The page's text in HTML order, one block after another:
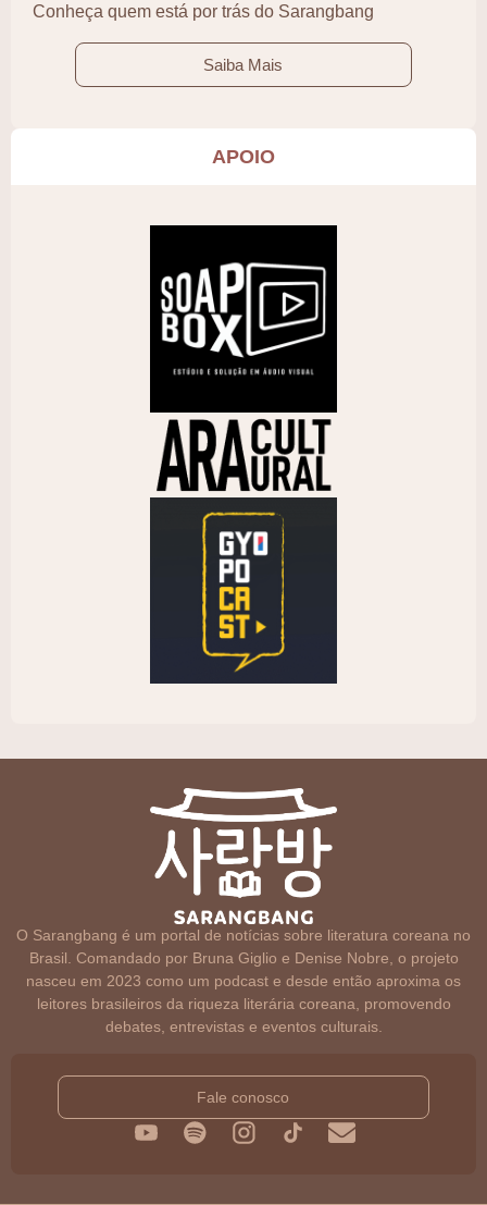
Conheça quem está por trás do Sarangbang
Saiba Mais
APOIO
O Sarangbang é um portal de notícias sobre literatura coreana no
Brasil. Comandado por Bruna Giglio e Denise Nobre, o projeto
nasceu em 2023 como um podcast e desde então aproxima os
leitores brasileiros da riqueza literária coreana, promovendo
debates, entrevistas e eventos culturais.
Fale conosco